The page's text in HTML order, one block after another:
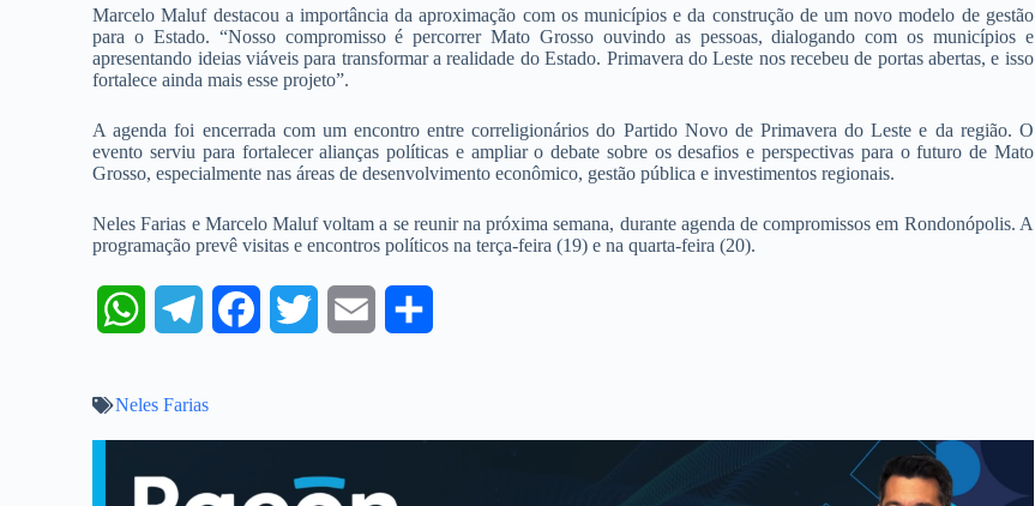
Marcelo Maluf destacou a importância da aproximação com os municípios e da construção de um novo modelo de gestão
para o Estado. “Nosso compromisso é percorrer Mato Grosso ouvindo as pessoas, dialogando com os municípios e
apresentando ideias viáveis para transformar a realidade do Estado. Primavera do Leste nos recebeu de portas abertas, e isso
fortalece ainda mais esse projeto”.
A agenda foi encerrada com um encontro entre correligionários do Partido Novo de Primavera do Leste e da região. O
evento serviu para fortalecer alianças políticas e ampliar o debate sobre os desafios e perspectivas para o futuro de Mato
Grosso, especialmente nas áreas de desenvolvimento econômico, gestão pública e investimentos regionais.
Neles Farias e Marcelo Maluf voltam a se reunir na próxima semana, durante agenda de compromissos em Rondonópolis. A
programação prevê visitas e encontros políticos na terça-feira (19) e na quarta-feira (20).
W
a
s
l
g b t l
Neles Farias